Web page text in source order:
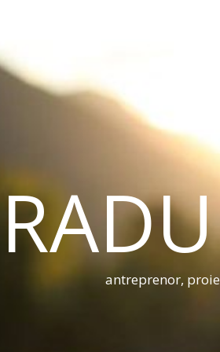
antreprenor,